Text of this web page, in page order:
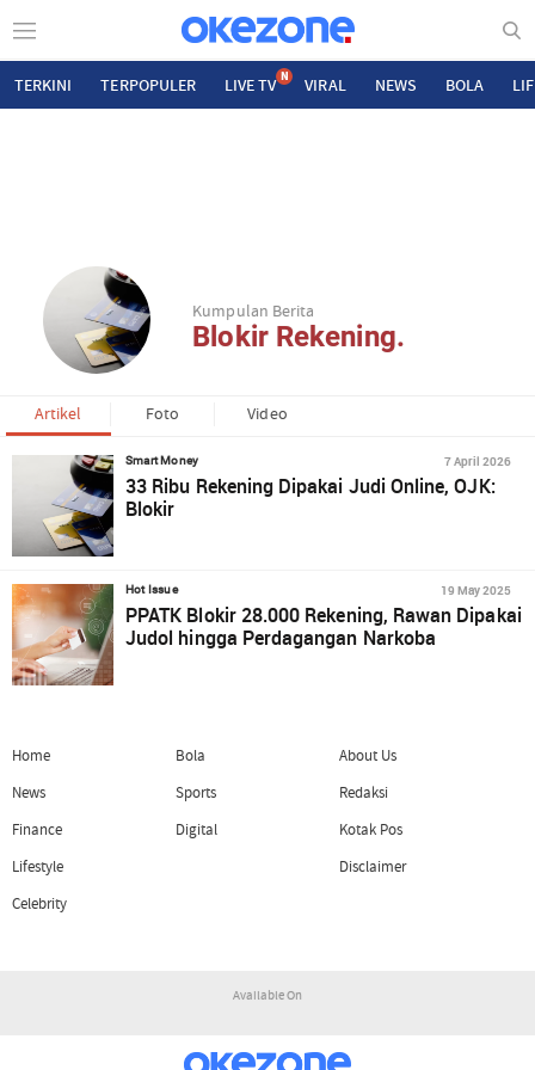
TERKINI TERPOPULER LIVE TV N VIRAL NEWS BOLA
Kumpulan Berita
Blokir Rekening.
Artikel Foto Video
Smart Money 7 April 2026
33 Ribu Rekening Dipakai Judi Online, OJK:
Blokir
Hot Issue 19 May 2025
PPATK Blokir 28.000 Rekening, Rawan Dipakai
Judol hingga Perdagangan Narkoba
Home
News
Finance
Lifestyle
Celebrity
Bola
Sports
Digital
About Us
Redaksi
Kotak Pos
Disclaimer
Available On